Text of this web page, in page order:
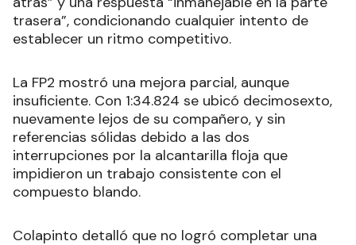
trasera”, condicionando cualquier intento de
establecer un ritmo competitivo.
La FP2 mostró una mejora parcial, aunque
insuficiente. Con 1:34.824 se ubicó decimosexto,
nuevamente lejos de su compañero, y sin
referencias sólidas debido a las dos
interrupciones por la alcantarilla floja que
impidieron un trabajo consistente con el
compuesto blando.
Colapinto detalló que no logró completar una